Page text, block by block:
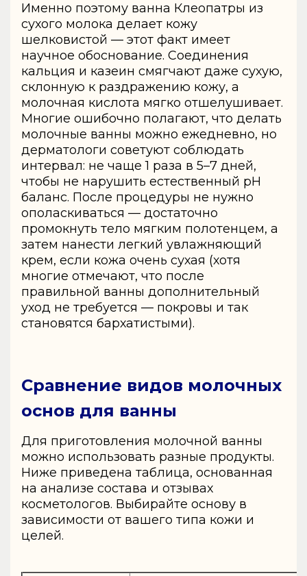
Именно поэтому ванна Клеопатры из
сухого молока делает кожу
шелковистой — этот факт имеет
научное обоснование. Соединения
кальция и казеин смягчают даже сухую,
склонную к раздражению кожу, а
молочная кислота мягко отшелушивает.
Многие ошибочно полагают, что делать
молочные ванны можно ежедневно, но
дерматологи советуют соблюдать
интервал: не чаще 1 раза в 5–7 дней,
чтобы не нарушить естественный pH
баланс. После процедуры не нужно
ополаскиваться — достаточно
промокнуть тело мягким полотенцем, а
затем нанести легкий увлажняющий
крем, если кожа очень сухая (хотя
многие отмечают, что после
правильной ванны дополнительный
уход не требуется — покровы и так
становятся бархатистыми).
Сравнение видов молочных
основ для ванны
Для приготовления молочной ванны
можно использовать разные продукты.
Ниже приведена таблица, основанная
на анализе состава и отзывах
косметологов. Выбирайте основу в
зависимости от вашего типа кожи и
целей.